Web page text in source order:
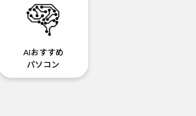
AIおすすめ
パソコン